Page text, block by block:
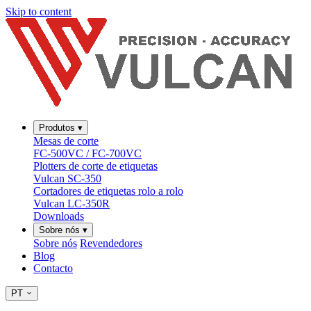
Skip to content
Produtos ▾
Mesas de corte
FC-500VC / FC-700VC
Plotters de corte de etiquetas
Vulcan SC-350
Cortadores de etiquetas rolo a rolo
Vulcan LC-350R
Downloads
Sobre nós ▾
Sobre nós Revendedores
Blog
Contacto
PT